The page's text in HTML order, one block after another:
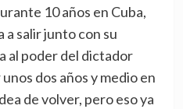
10 años en Cuba,
a salir junto con su
al poder del dictador
dos años y medio en
de volver, pero eso ya